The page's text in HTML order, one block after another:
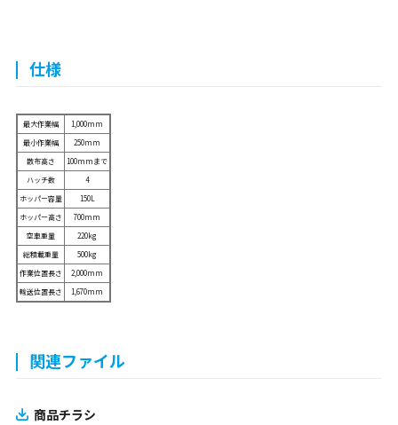
仕様
最大作業幅
1,000mm
最小作業幅
250mm
散布高さ
100mmまで
ハッチ数
4
ホッパー容量
150L
ホッパー高さ
700mm
空車重量
220kg
総積載重量
500kg
作業位置長さ
2,000mm
輸送位置長さ
1,670mm
関連ファイル
商品チラシ